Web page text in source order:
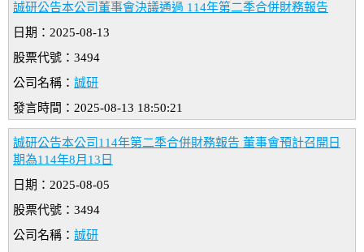
誠研公告本公司董事會決議通過 114年第二季合併財務報告
日期：2025-08-13
股票代號：3494
公司名稱： 誠研
發言時間：2025-08-13 18:50:21
誠研公告本公司114年第二季合併財務報告 董事會預計召開日
期為114年8月13日
日期：2025-08-05
股票代號：3494
公司名稱： 誠研